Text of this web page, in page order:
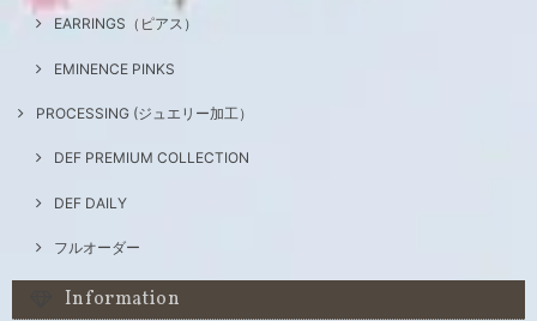
EARRINGS（ピアス）
EMINENCE PINKS
PROCESSING (ジュエリー加工）
DEF PREMIUM COLLECTION
DEF DAILY
フルオーダー
Information